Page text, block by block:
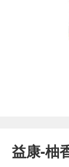
益康-柚